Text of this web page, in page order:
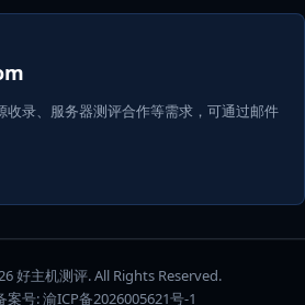
收录、服务器测评合作等需求，可通过邮件
好主机测评. All Rights Reserved.
案号:渝ICP备2026005621号-1